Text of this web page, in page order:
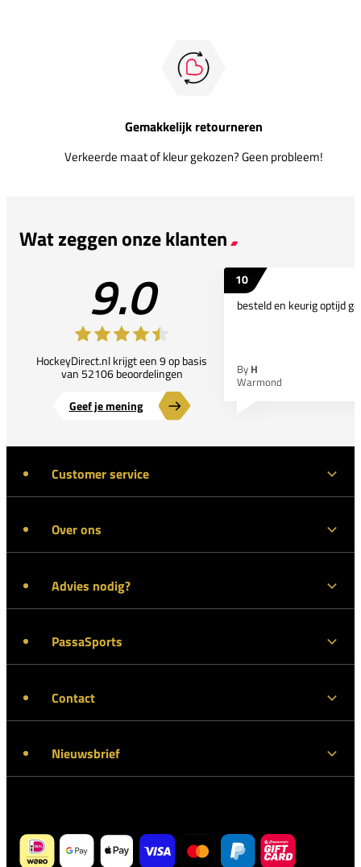
Gemakkelijk retourneren
Verkeerde maat of kleur gekozen? Geen probleem!
Wat zeggen onze klanten
9.0
HockeyDirect.nl krijgt een 9 op basis
van 52106 beoordelingen
Geef je mening
10
besteld en keurig optijd
By H
Warmond
Customer service
Over ons
Advies nodig?
PassaSports
Contact
Nieuwsbrief